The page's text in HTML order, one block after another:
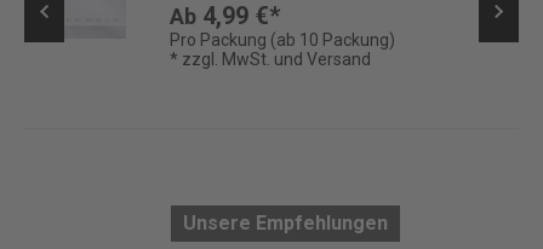
Ab 4,99 €*
Pro Packung (ab 10 Packung)
* zzgl. MwSt. und Versand
Unsere Empfehlungen